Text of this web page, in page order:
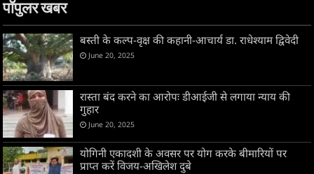
पॉपुलर खबर
बस्ती के कल्प-वृक्ष की कहानी-आचार्य डा. राधेश्याम द्विवेदी
June 20, 2025
रास्ता बंद करने का आरोपः डीआईजी से लगाया न्याय की
गुहार
June 20, 2025
योगिनी एकादशी के अवसर पर योग करके बीमारियों पर
प्राप्त करें विजय-अखिलेश दुबे